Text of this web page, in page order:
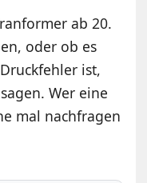
ab 20.
oder ob es
ist,
Wer eine
mal nachfragen